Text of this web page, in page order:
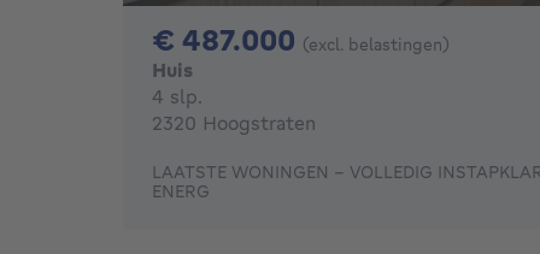
€ 487.000 487000€
(excl. belastingen)
Huis
4 slp.
2320 Hoogstraten
LAATSTE WONINGEN - VOLLEDIG
ENERG